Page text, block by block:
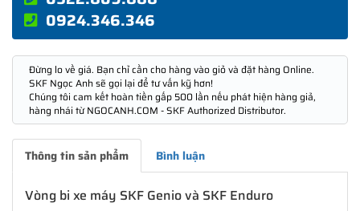
0924.346.346
Đừng lo về giá. Bạn chỉ cần cho hàng vào giỏ và đặt hàng Online.
SKF Ngọc Anh sẽ gọi lại để tư vấn kỹ hơn!
Chúng tôi cam kết hoàn tiền gấp 500 lần nếu phát hiện hàng giả,
hàng nhái từ NGOCANH.COM - SKF Authorized Distributor.
Thông tin sản phẩm Bình luận
Vòng bi xe máy SKF Genio và SKF Enduro